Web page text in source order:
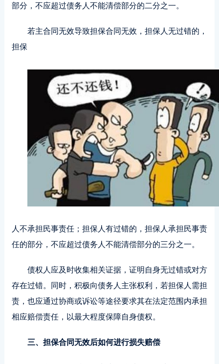
部分，不应超过债务人不能清偿部分的二分之一。
若主合同无效导致担保合同无效，担保人无过错的，
担保
人不承担民事责任；担保人有过错的，担保人承担民事责
任的部分，不应超过债务人不能清偿部分的三分之一。
债权人应及时收集相关证据，证明自身无过错或对方
存在过错。同时，积极向债务人主张权利，若担保人需担
责，也应通过协商或诉讼等途径要求其在法定范围内承担
相应赔偿责任，以最大程度保障自身债权。
三、担保合同无效后如何进行损失赔偿